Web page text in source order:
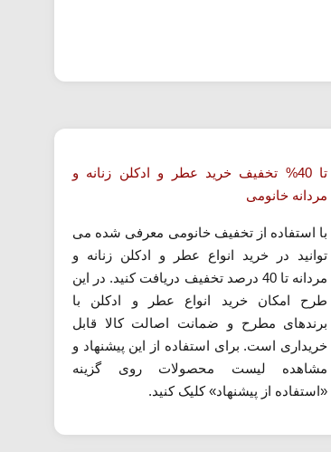
تا 40% تخفیف خرید عطر و ادکلن زنانه و
مردانه خانومی
با استفاده از تخفیف خانومی معرفی شده می
توانید در خرید انواع عطر و ادکلن زنانه و
مردانه تا 40 درصد تخفیف دریافت کنید. در این
طرح امکان خرید انواع عطر و ادکلن با
برندهای مطرح و ضمانت اصالت کالا قابل
خریداری است. برای استفاده از این پیشنهاد و
مشاهده لیست محصولات روی گزینه
«استفاده از پیشنهاد» کلیک کنید.